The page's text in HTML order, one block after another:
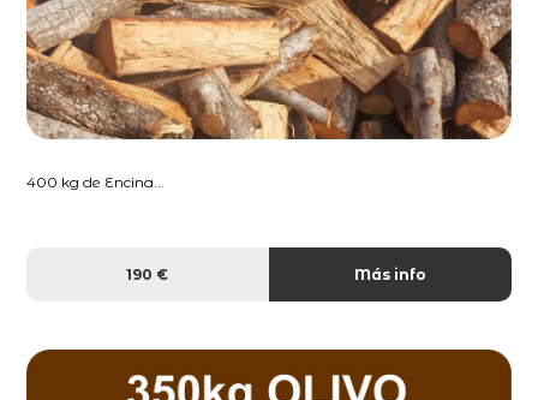
400 kg de Encina...
190 € Más info